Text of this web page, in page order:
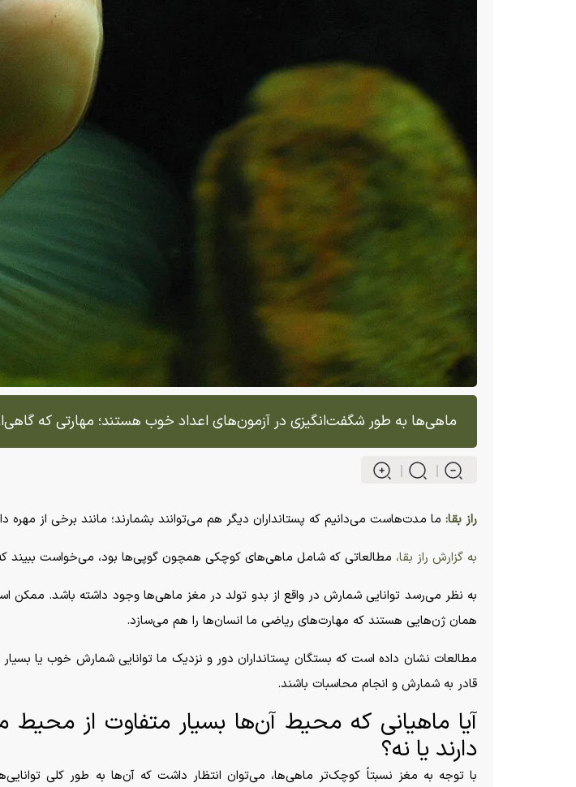
ماهی‌ها به طور شگفت‌انگیزی در آزمون‌های اعداد خوب هستند؛ مهارتی که
راز بقا: ما مدت‌هاست می‌دانیم که پستانداران دیگر هم می‌توانند بشمارند؛ مانند برخی از مهره
به گزارش راز بقا، مطالعاتی که شامل ماهی‌های کوچکی همچون گوپی‌ها بود، می‌خواست ببیند که
به نظر می‌رسد توانایی شمارش در واقع از بدو تولد در مغز ماهی‌ها وجود داشته باشد.
همان ژن‌هایی هستند که مهارت‌های ریاضی ما انسان‌ها را هم می‌سازد.
مطالعات نشان داده است که بستگان پستانداران دور و نزدیک ما توانایی شمارش خوب یا
قادر به شمارش و انجام محاسبات باشند.
آیا ماهیانی که محیط آن‌ها بسیار متفاوت از محیط
دارند یا نه؟
با توجه به مغز نسبتاً کوچک‌تر ماهی‌ها، می‌توان انتظار داشت که آن‌ها به طور کلی